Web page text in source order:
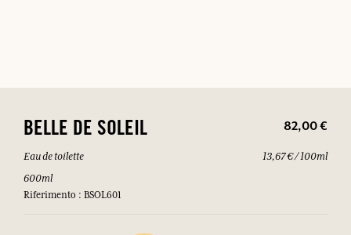
BELLE DE SOLEIL 82,00 €
Eau de toilette
600ml
Riferimento : BSOL601
13,67 € / 100ml